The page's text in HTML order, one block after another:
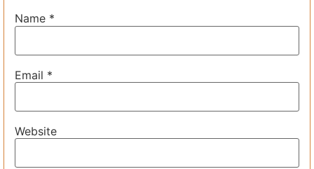
Name *
Email *
Website